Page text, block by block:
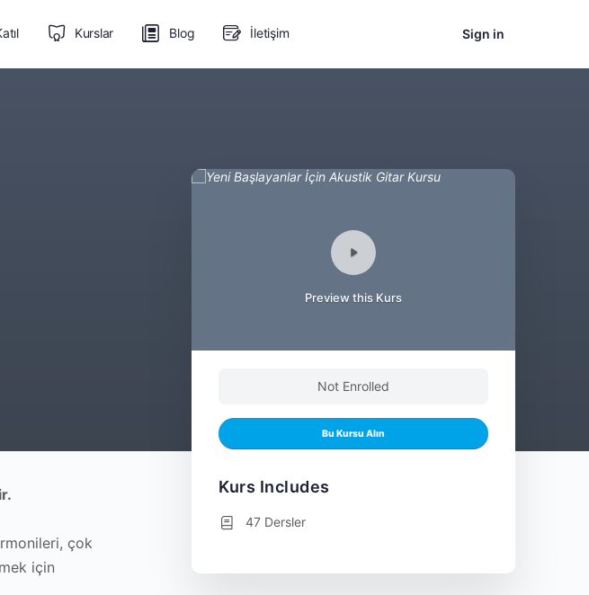
Kurslar Blog İletişim Sign in
çok
için
Preview this Kurs
Not Enrolled
Bu Kursu Alın
Kurs Includes
47 Dersler